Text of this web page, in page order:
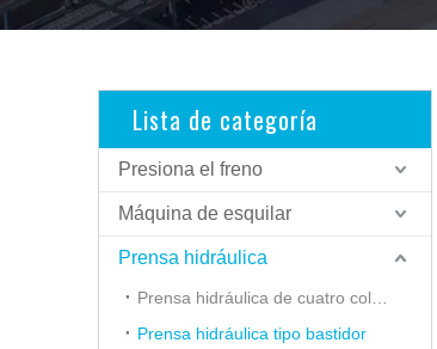
Lista de categoría
Presiona el freno
Máquina de esquilar
Prensa hidráulica
Prensa hidráulica tipo bastidor